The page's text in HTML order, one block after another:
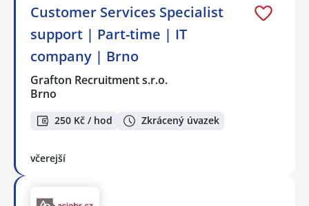
Customer Services Specialist
support | Part-time | IT
company | Brno
Grafton Recruitment s.r.o.
Brno
250 Kč / hod Zkrácený úvazek
včerejší